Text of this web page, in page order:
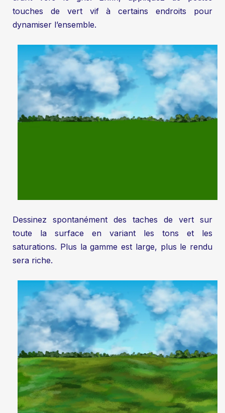
touches de vert vif à certains endroits pour
dynamiser l’ensemble.
Dessinez spontanément des taches de vert sur
toute la surface en variant les tons et les
saturations. Plus la gamme est large, plus le rendu
sera riche.